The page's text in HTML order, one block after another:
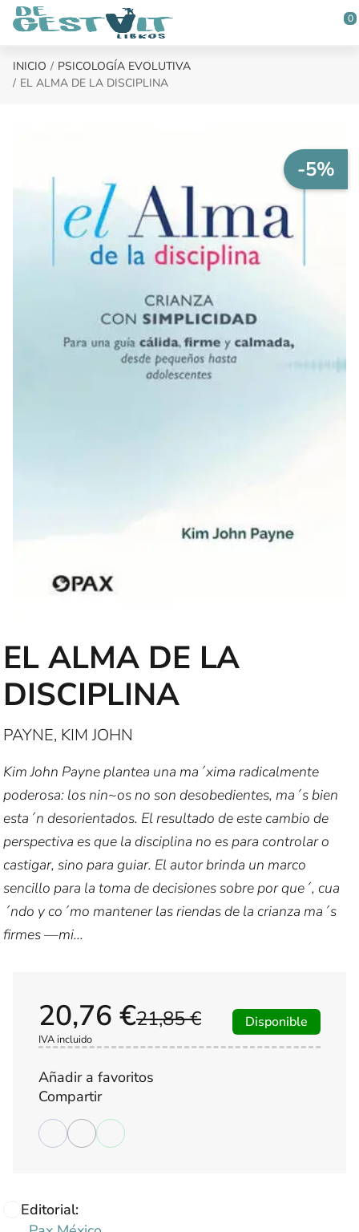
Saltar al contenido principal
0
INICIO
PSICOLOGÍA EVOLUTIVA
EL ALMA DE LA DISCIPLINA
-5%
EL ALMA DE LA
DISCIPLINA
PAYNE, KIM JOHN
Kim John Payne plantea una ma´xima radicalmente
poderosa: los nin~os no son desobedientes, ma´s bien
esta´n desorientados. El resultado de este cambio de
perspectiva es que la disciplina no es para controlar o
castigar, sino para guiar. El autor brinda un marco
sencillo para la toma de decisiones sobre por que´, cua
´ndo y co´mo mantener las riendas de la crianza ma´s
firmes —mi...
Editorial:
21,85 €
20,76 €
IVA incluido
Disponible
Añadir a favoritos
Compartir